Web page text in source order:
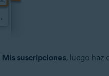
Mis suscripciones, luego haz